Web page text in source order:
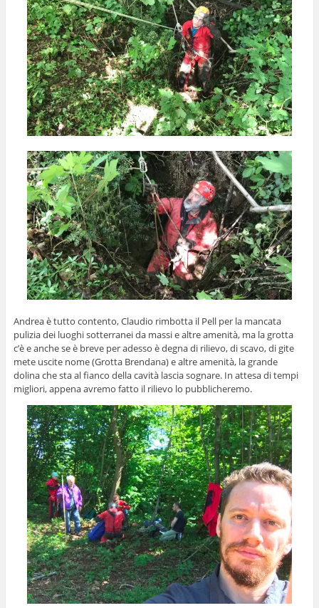
Andrea è tutto contento, Claudio rimbotta il Pell per la mancata
pulizia dei luoghi sotterranei da massi e altre amenità, ma la grotta
c’è e anche se è breve per adesso è degna di rilievo, di scavo, di gite
mete uscite nome (Grotta Brendana) e altre amenità, la grande
dolina che sta al fianco della cavità lascia sognare. In attesa di tempi
migliori, appena avremo fatto il rilievo lo pubblicheremo.